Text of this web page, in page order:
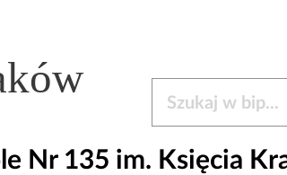
Nr 135 im. Księcia